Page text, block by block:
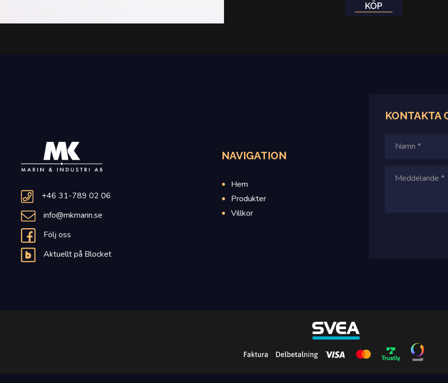
KÖP
+46 31-789 02 06
info@mkmarin.se
Följ oss
Aktuellt på Blocket
NAVIGATION
Hem
Produkter
Villkor
KONTAKTA